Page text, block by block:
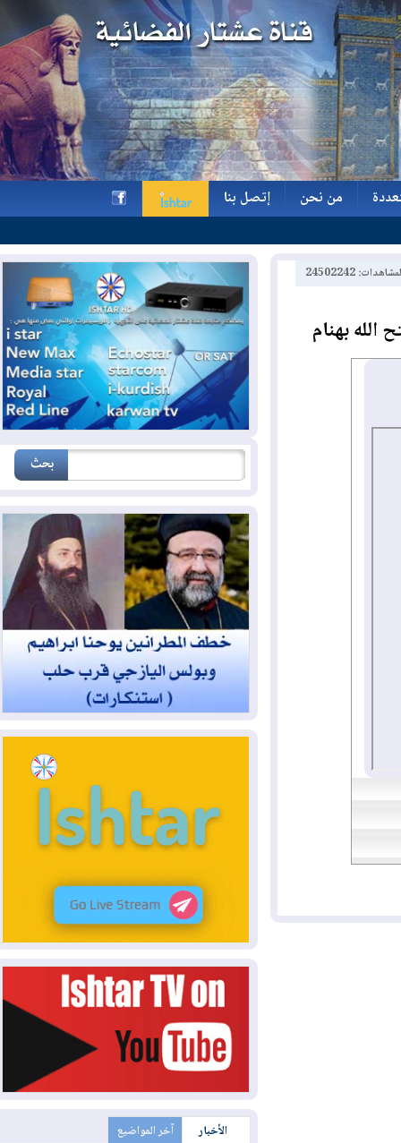
من نحن
إتصل بنا
بهنام
h
الأخبار آخر المواضيع